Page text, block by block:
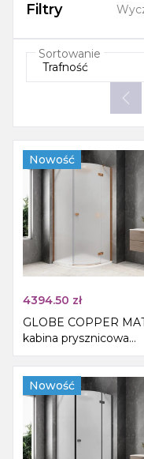
Filtry
Sortowanie
Nowość
4394.50 zł
GLOBE COPPER
kabina prysznicowa
półokrągła
1000x1000mm, szkło
matowe, prawe
Nowość